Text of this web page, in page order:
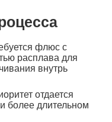
флюс с
расплава для
внутрь
отдается
более длительном